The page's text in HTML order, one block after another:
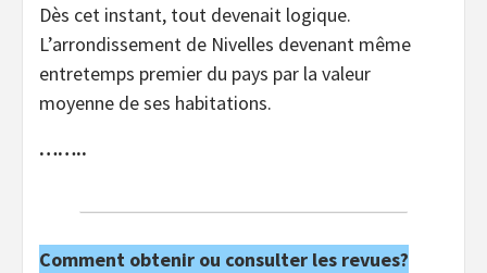
Dès cet instant, tout devenait logique.
L’arrondissement de Nivelles devenant même
entretemps premier du pays par la valeur
moyenne de ses habitations.
……..
Comment obtenir ou consulter les revues?